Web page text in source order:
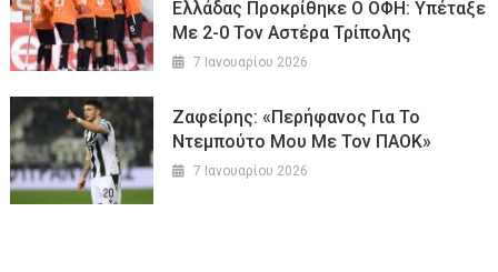
Ελλάδας Προκρίθηκε Ο ΟΦΗ: Υπέταξε
Με 2-0 Τον Αστέρα Τρίπολης
7 Ιανουαρίου 2026
Ζαφείρης: «Περήφανος Για Το
Ντεμπούτο Μου Με Τον ΠΑΟΚ»
7 Ιανουαρίου 2026